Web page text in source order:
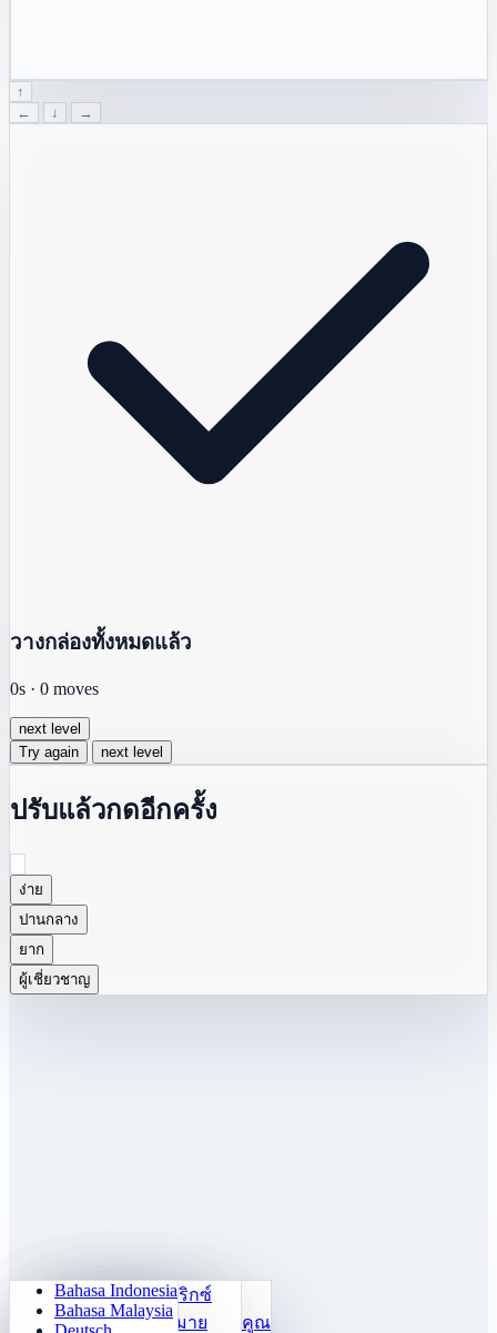
เลขคณิตประจำวัน
เทรนเนอร์ตารางสูตรคูณ
ซูโดกุ
คล็อตสกีตัวเลข
ปิดไฟ
ภารกิจเขาวงกต
เมมโมรีแมทริกซ์
ติดตามเป้าหมาย
Bahasa Indonesia
Bahasa Malaysia
↑
←
↓ →
วางกล่องทั้งหมดแล้ว
0s · 0 moves
next level
Try again
next level
ปรับแล้วกดอีกครั้ง
ง่าย
ปานกลาง
ยาก
ผู้เชี่ยวชาญ